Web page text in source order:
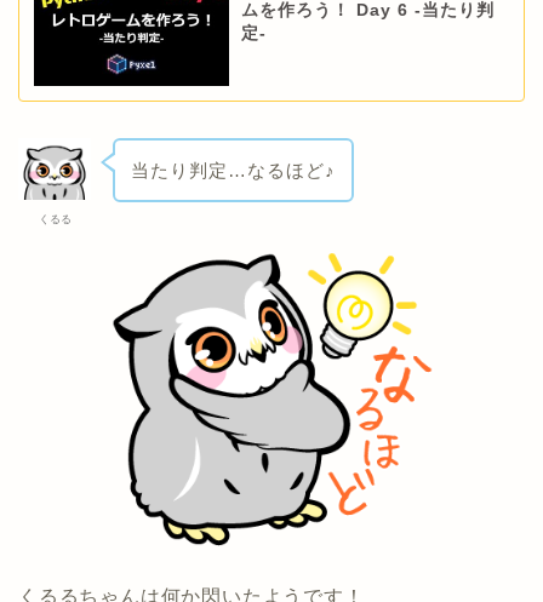
ムを作ろう！ Day 6 -当たり判
定-
くるる
当たり判定…なるほど♪
くるるちゃんは何か閃いたようです！